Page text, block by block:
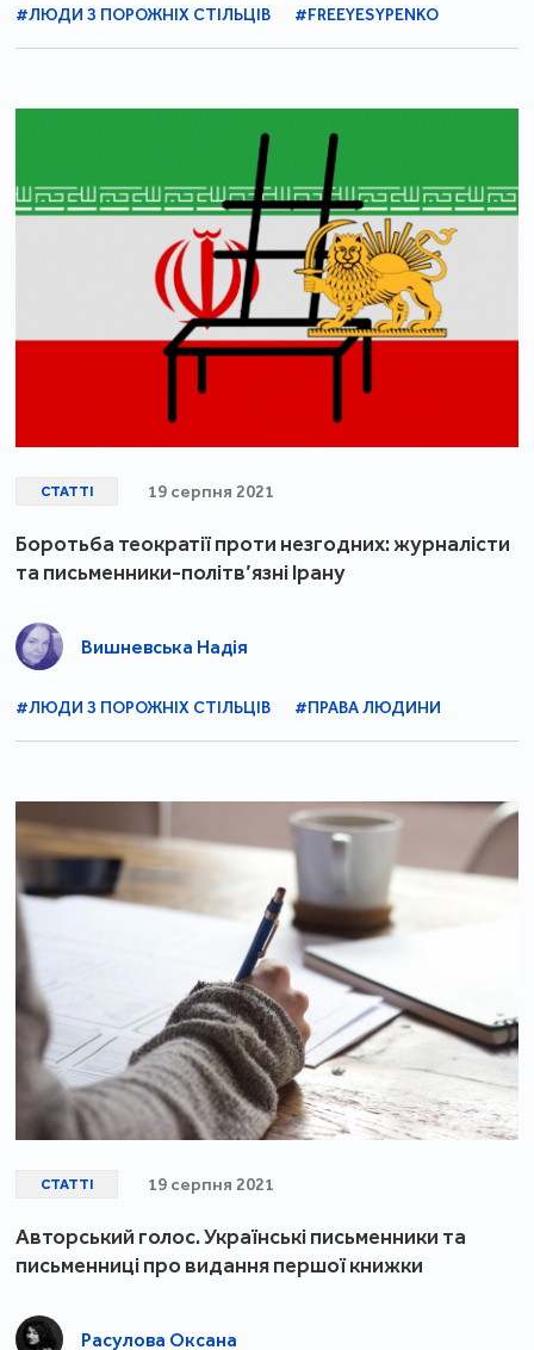
#ЛЮДИ З ПОРОЖНІХ СТІЛЬЦІВ #FREEYESYPENKO
СТАТТІ 19 серпня 2021
Боротьба теократії проти незгодних: журналісти
та письменники-політв’язні Ірану
Вишневська Надія
#ЛЮДИ З ПОРОЖНІХ СТІЛЬЦІВ #ПРАВА ЛЮДИНИ
СТАТТІ 19 серпня 2021
Авторський голос. Українські письменники та
письменниці про видання першої книжки
Расулова Оксана